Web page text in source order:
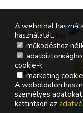
A weboldal
használatát.
működéshez
cookie-k
marketing
A weboldalon
személyes
kattintson az